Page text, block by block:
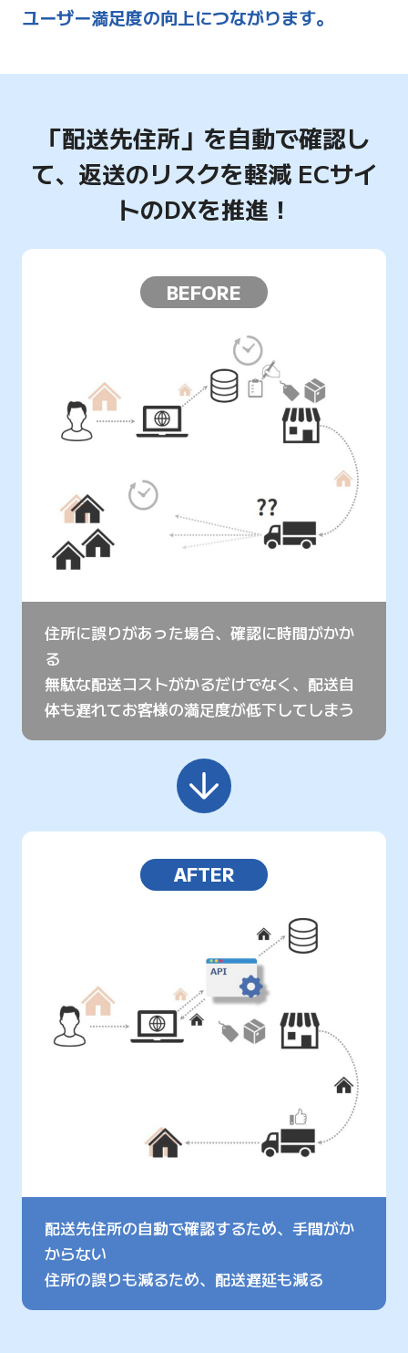
ユーザー満足度の向上につながります。
「配送先住所」を自動で確認し
て、返送のリスクを軽減 ECサイ
トのDXを推進！
BEFORE
住所に誤りがあった場合、確認に時間がかか
る
無駄な配送コストがかるだけでなく、配送自
体も遅れてお客様の満足度が低下してしまう
AFTER
配送先住所の自動で確認するため、手間がか
からない
住所の誤りも減るため、配送遅延も減る